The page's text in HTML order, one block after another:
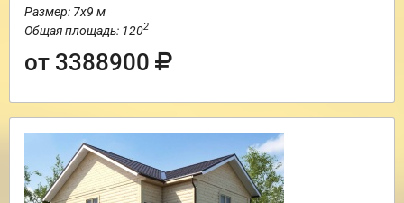
Размер: 7х9 м
Общая площадь: 1202
от 3388900